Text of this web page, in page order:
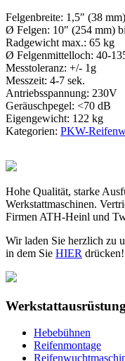
Felgenbreite: 1,5″ (38
Ø Felgen: 10″ (254 mm)
Radgewicht max.: 65 kg
Ø Felgenmittelloch: 40-
Messtoleranz: +/- 1g
Messzeit: 4-7 sek.
Antriebsspannung: 230V
Geräuschpegel: <70 dB
Eigengewicht: 122 kg
Kategorien: PKW-
Hohe Qualität, starke
Werkstattmaschinen.
Firmen ATH-Heinl und
Wir laden Sie herzlich zu
in dem Sie HIER drücken!
Werkstattausrüstung
Hebebühnen
Reifenmontage